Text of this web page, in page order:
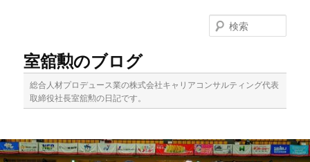
移
動
室舘勲のブログ
総合人材プロデュース業の株式会社キャリアコンサルティング代表
取締役社長室舘勲の日記です。
索